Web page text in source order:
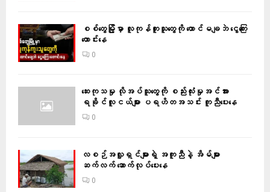
စစ်တွေမြို့မှာ လူကုန်ကူးသူတွေကို ထောင်မချဘဲ ငွေကြေး
တောင်းနေ
0
ဆေးကုသမှု လိုအပ်သူတွေကို စည်းလုံးမှုအင်အား
ရခိုင်လူငယ်များ ပရဟိတအသင်း ကူညီပေးနေ
0
လစဉ်အလှူရှင်များရဲ့ အကူညီနဲ့ အိမ်များ
ဆက်လက် ဆောက်လုပ်ပေးနေ
0